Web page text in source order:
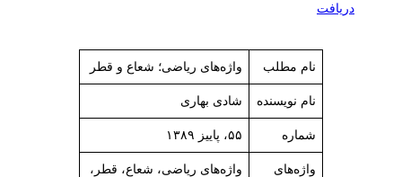
دریافت
نام مطلب واژه‌های ریاضی؛ شعاع و قطر
نام نویسنده شادی بهاری
شماره ۵۵، پاییز ۱۳۸۹
واژه‌های
واژه‌های ریاضی، شعاع، قطر،